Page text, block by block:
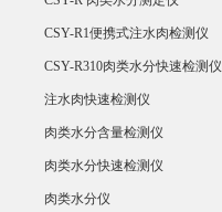
CSY-R1便携式注水肉检测仪
CSY-R310肉类水分快速检测仪
注水肉快速检测仪
肉类水分含量检测仪
肉类水分快速检测仪
肉类水分仪